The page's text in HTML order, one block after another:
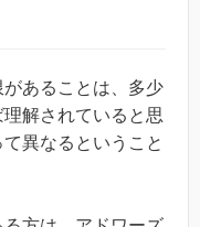
あることは、多少
解されていると思
異なるということ